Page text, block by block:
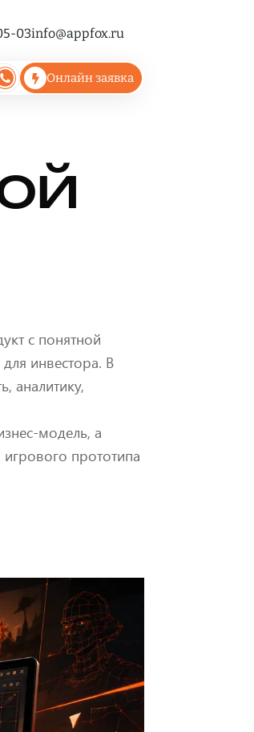
03info@appfox.ru
Онлайн заявка
с понятной
инвестора. В
аналитику,
модель, а
прототипа